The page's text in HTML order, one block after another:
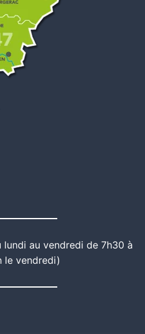
lundi au vendredi de 7h30 à
le vendredi)